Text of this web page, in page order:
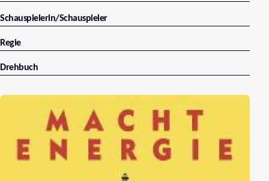
Schauspielerin/Schauspieler
Regie
Drehbuch